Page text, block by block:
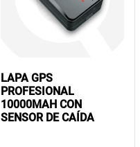
LAPA GPS
PROFESIONAL
10000MAH CON
SENSOR DE CAÍDA